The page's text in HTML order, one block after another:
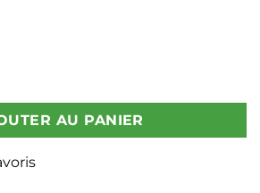
ASTRONOMIQUE 172 TOP 3 RC
AU PANIER